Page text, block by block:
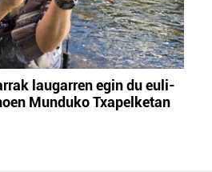
laugarren egin du euli-
Munduko Txapelketan